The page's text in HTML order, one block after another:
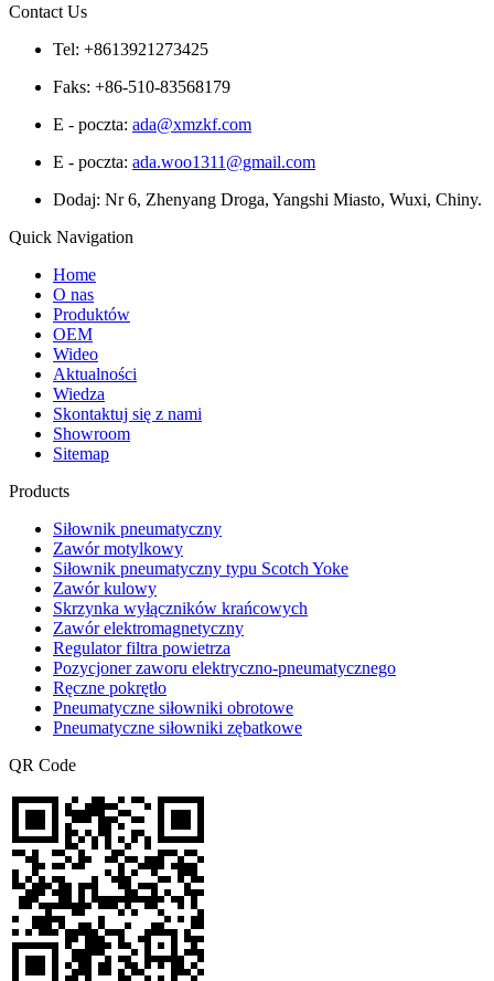
Contact Us
Tel: +8613921273425
Faks: +86-510-83568179
E - poczta: ada@xmzkf.com
E - poczta: ada.woo1311@gmail.com
Dodaj: Nr 6, Zhenyang Droga, Yangshi Miasto, Wuxi, Chiny.
Quick Navigation
Home
O nas
Produktów
OEM
Wideo
Aktualności
Wiedza
Skontaktuj się z nami
Showroom
Sitemap
Products
Siłownik pneumatyczny
Zawór motylkowy
Siłownik pneumatyczny typu Scotch Yoke
Zawór kulowy
Skrzynka wyłączników krańcowych
Zawór elektromagnetyczny
Regulator filtra powietrza
Pozycjoner zaworu elektryczno-pneumatycznego
Ręczne pokrętło
Pneumatyczne siłowniki obrotowe
Pneumatyczne siłowniki zębatkowe
QR Code